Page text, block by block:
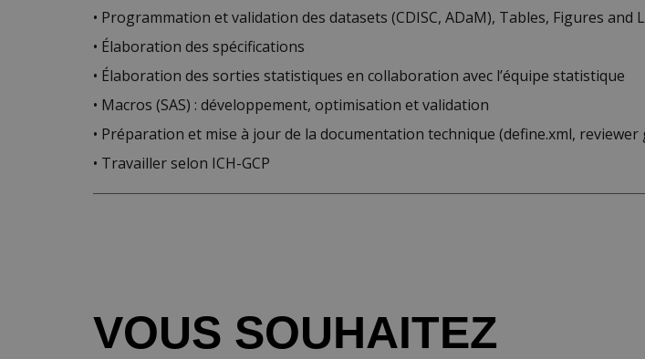
• Programmation et validation des datasets (CDISC, ADaM), Tables, Figures and
• Élaboration des spécifications
• Élaboration des sorties statistiques en collaboration avec l’équipe statistique
• Macros (SAS) : développement, optimisation et validation
• Préparation et mise à jour de la documentation technique (define.xml, reviewer
• Travailler selon ICH-GCP
VOUS SOUHAITEZ